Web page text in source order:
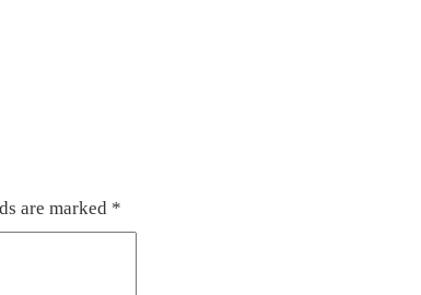
are marked *